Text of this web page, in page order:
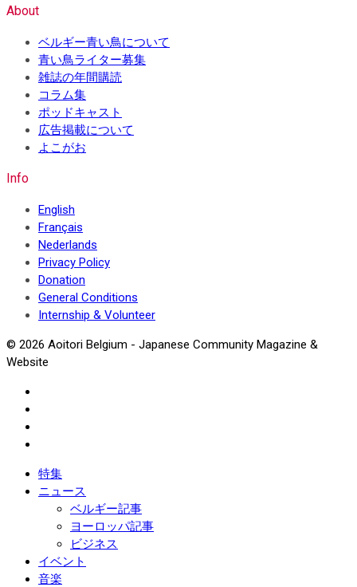
About
ベルギー青い鳥について
青い鳥ライター募集
雑誌の年間購読
コラム集
ポッドキャスト
広告掲載について
よこがお
Info
English
Français
Nederlands
Privacy Policy
Donation
General Conditions
Internship & Volunteer
© 2026 Aoitori Belgium - Japanese Community Magazine &
Website
特集
ニュース
ベルギー記事
ヨーロッパ記事
ビジネス
イベント
音楽